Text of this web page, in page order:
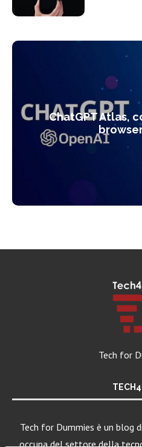
ChatGPT Atlas,
Tech for
Tech for Dummies è un blog
occupa del settore della